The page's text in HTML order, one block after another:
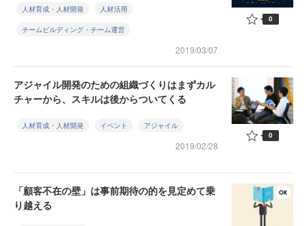
人材育成・人材開発 人材活用
チームビルディング・チーム運営
2019/03/07
0
アジャイル開発のための組織づくりはまずカル
チャーから、スキルは後からついてくる
人材育成・人材開発 イベント アジャイル
2019/02/28
0
「顧客不在の壁」は事前期待の的を見定めて乗
り越える